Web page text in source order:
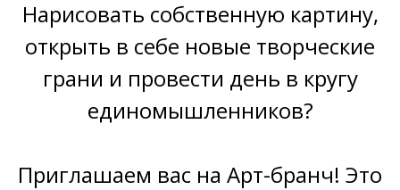
Нарисовать собственную картину,
открыть в себе новые творческие
грани и провести день в кругу
единомышленников?
Приглашаем вас на Арт-бранч! Это